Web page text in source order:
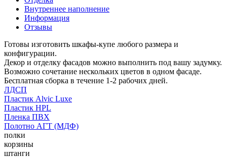
Внутреннее наполнение
Информация
Отзывы
Готовы изготовить шкафы-купе любого размера и
конфигурации.
Декор и отделку фасадов можно выполнить под вашу задумку.
Возможно сочетание нескольких цветов в одном фасаде.
Бесплатная сборка в течение 1-2 рабочих дней.
ЛДСП
Пластик Alvic Luxe
Пластик HPL
Пленка ПВХ
Полотно АГТ (МДФ)
полки
корзины
штанги